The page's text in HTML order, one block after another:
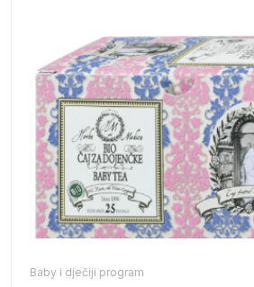
Baby i dječiji program